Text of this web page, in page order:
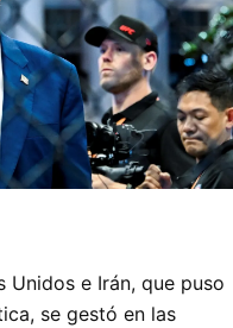
Unidos e Irán, que puso
se gestó en las